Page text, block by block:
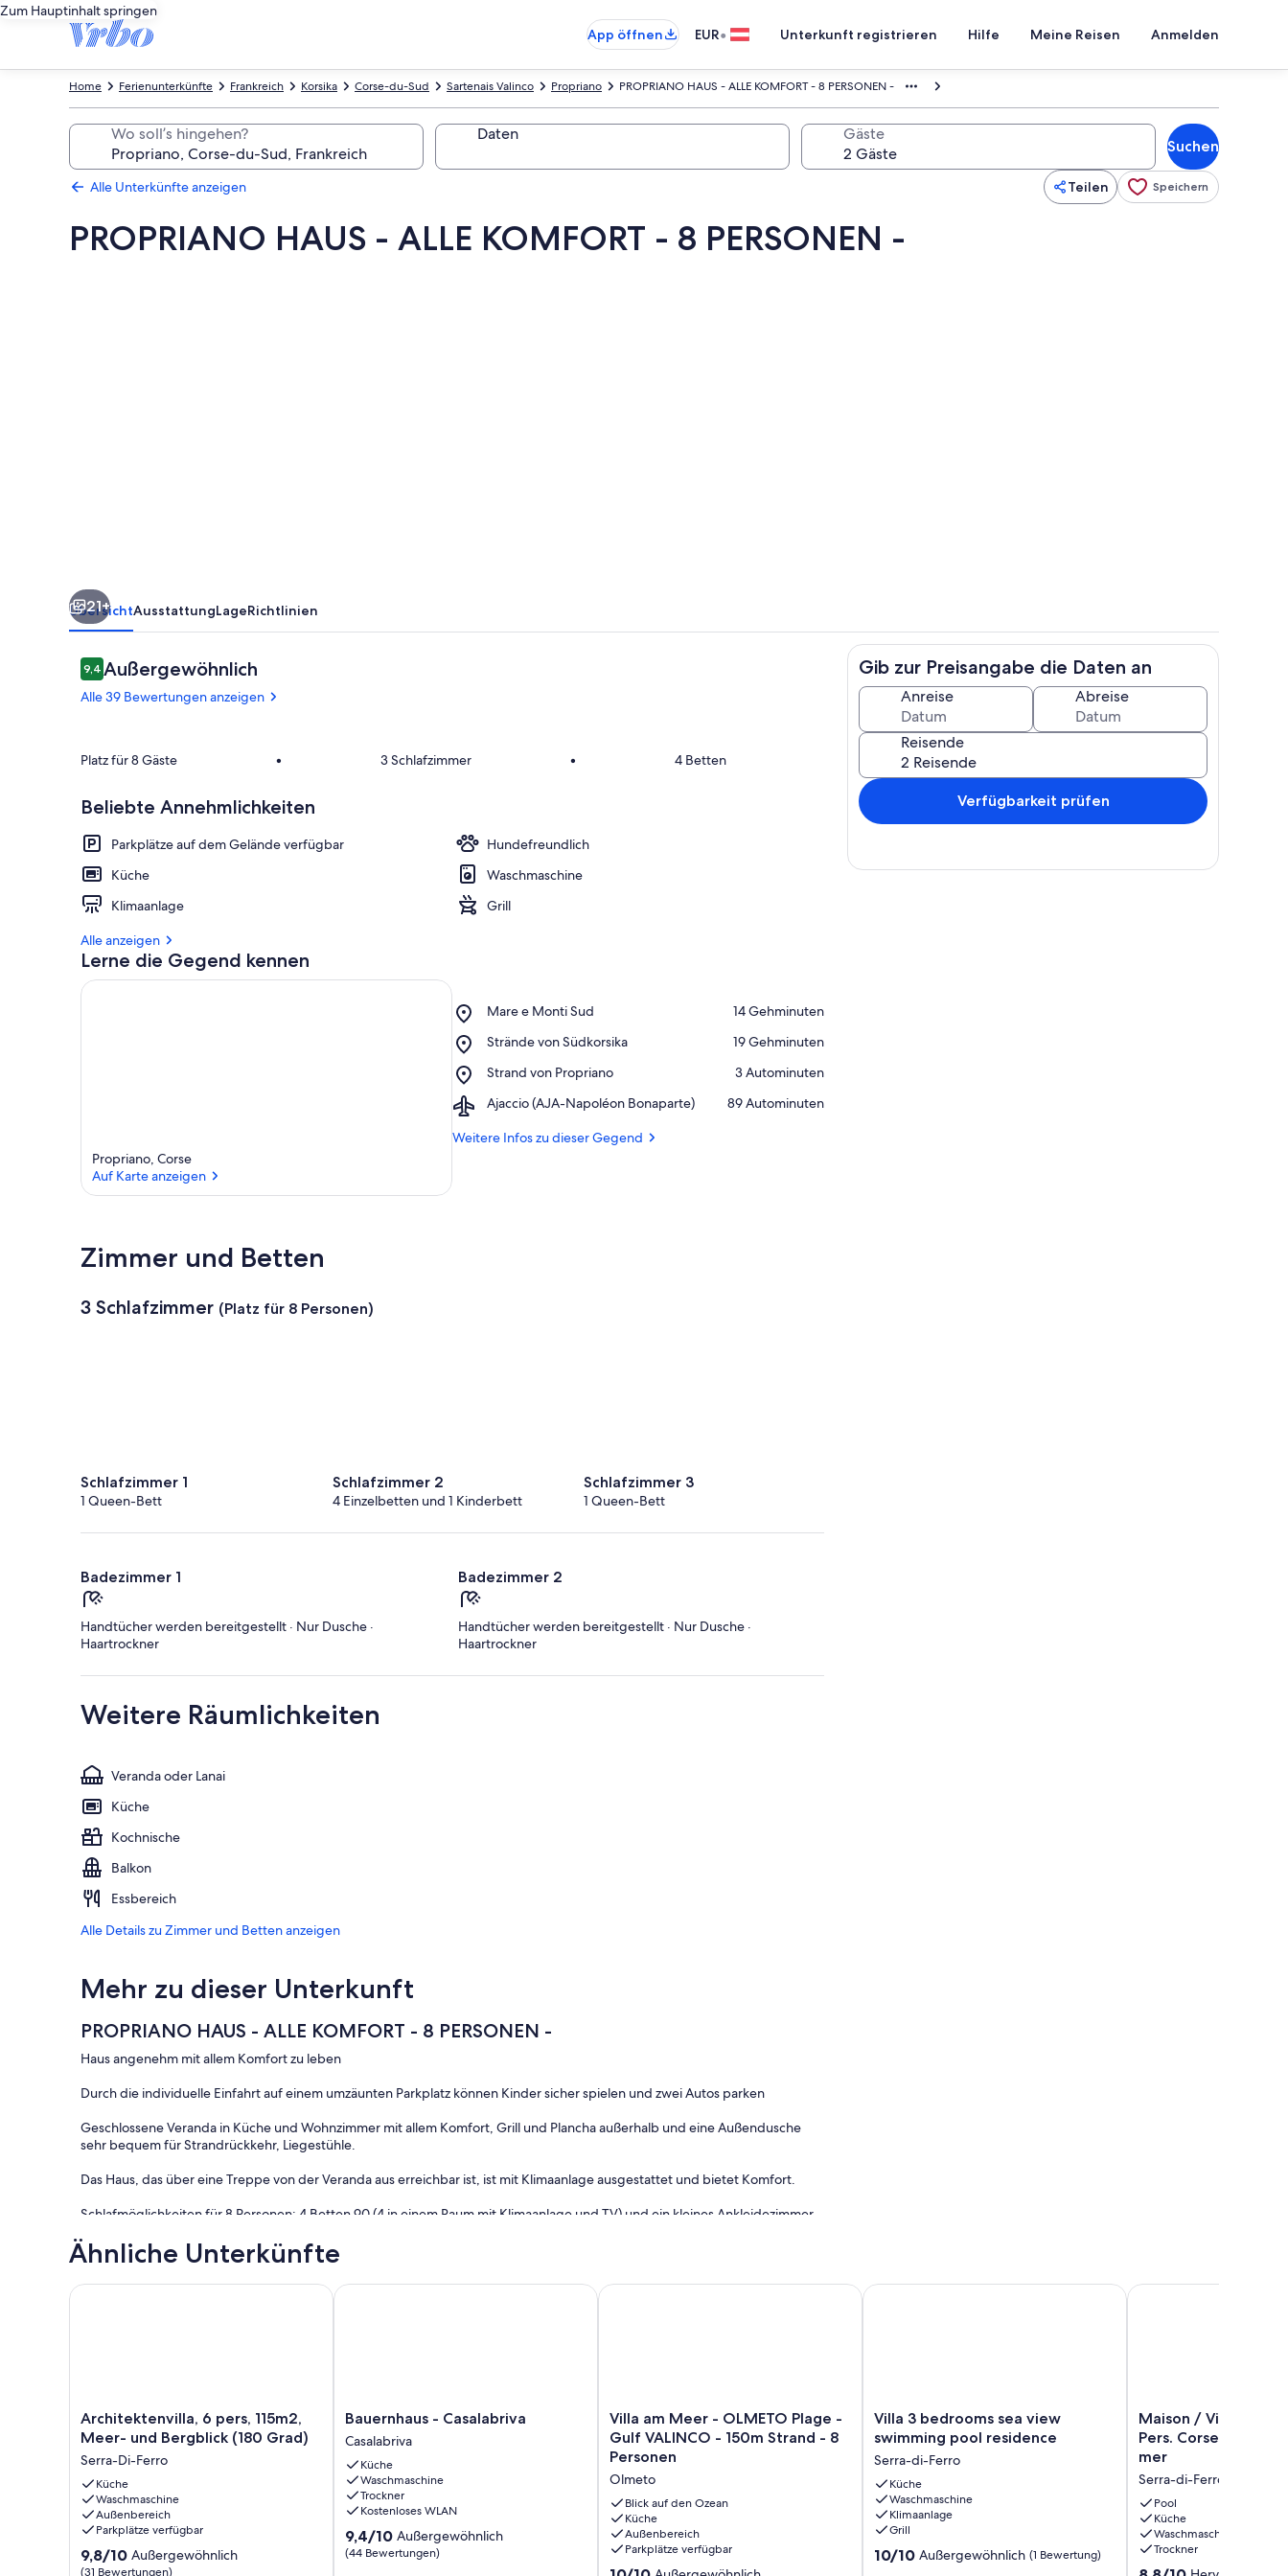
Zum Hauptinhalt springen
App öffnen
EUR• Unterkunft registrieren Hilfe Meine Reisen Anmelden
PROPRIANO HAUS - ALLE KOMFORT - 8 PERSONEN -
Propriano
Sartenais Valinco
Corse-du-Sud
Korsika
Frankreich
Ferienunterkünfte
Home
Wo soll’s hingehen? Daten Gäste
Suchen
Alle Unterkünfte anzeigen Teilen Speichern
PROPRIANO HAUS - ALLE KOMFORT - 8 PERSONEN -
Außendetails
Innenbereich
21+
ÜbersichtAusstattungLageRichtlinien
Bewertungen
9,49,4 von 10.
Außergewöhnlich
Alle 39 Bewertungen anzeigen
Platz für 8 Gäste • 3 Schlafzimmer • 4 Betten
Beliebte Annehmlichkeiten
Parkplätze auf dem Gelände verfügbar
Hundefreundlich
Küche
Waschmaschine
Klimaanlage
Grill
Alle anzeigen
Lerne die Gegend kennen
Propriano, Corse
Auf Karte anzeigen
Mare e Monti Sud
Place,
e
Sud
‪14 Gehminuten‬
Strände von Südkorsika
Place,
von
‪19 Gehminuten‬
Strand von Propriano
Place,
von
‪3 Autominuten‬
Ajaccio (AJA-Napoléon Bonaparte)
Airport,
(AJA-
‪89 Autominuten‬
Weitere Infos zu dieser Gegend
Zimmer und Betten
3 Schlafzimmer (Platz für 8 Personen)
Schlafzimmer 1
1 Queen-Bett
Schlafzimmer 2
4 Einzelbetten und 1 Kinderbett
Schlafzimmer 3
1 Queen-Bett
Badezimmer 1
Handtücher werden bereitgestellt · Nur Dusche ·
Haartrockner
Badezimmer 2
Handtücher werden bereitgestellt · Nur Dusche ·
Haartrockner
Weitere Räumlichkeiten
Veranda oder Lanai
Küche
Kochnische
Balkon
Essbereich
Alle Details zu Zimmer und Betten anzeigen
Mehr zu dieser Unterkunft
PROPRIANO HAUS - ALLE KOMFORT - 8 PERSONEN -
Haus angenehm mit allem Komfort zu leben
Durch die individuelle Einfahrt auf einem umzäunten Parkplatz können Kinder sicher spielen und zwei Autos parken
Geschlossene Veranda in Küche und Wohnzimmer mit allem Komfort, Grill und Plancha außerhalb und eine Außendusche
sehr bequem für Strandrückkehr, Liegestühle.
Das Haus, das über eine Treppe von der Veranda aus erreichbar ist, ist mit Klimaanlage ausgestattet und bietet Komfort.
Schlafmöglichkeiten für 8 Personen: 4 Betten 90 (4 in einem Raum mit Klimaanlage und TV) und ein kleines Ankleidezimmer
Wir bieten alle Bettwäsche sowie Kissen, Kissen und Decken - und Handtücher (ein großes und ein kleines Handtuch) und
Verleih
Personen, 760 € für 6 Personen, 875 € für 8 Personen.
Gib zur Preisangabe die Daten an
Anreise Abreise
Reisende
Verfügbarkeit prüfen
Ähnliche Unterkünfte
Architektenvilla,
6
115m2,
Meer-
und
Bergblick
(180
Grad)
Serra-
Architektenvilla, 6 pers, 115m2,
Meer- und Bergblick (180 Grad)
Serra-Di-Ferro
Küche
Waschmaschine
Außenbereich
Parkplätze verfügbar
9.8
von
9,8/10 Außergewöhnlich
(31 Bewertungen)
Architektenvilla, 6 pers, 115m2, Meer- und Bergblick (180 Grad)
Bauernhaus
-
Casalabriva
Casalabriva
Bauernhaus - Casalabriva
Casalabriva
Küche
Waschmaschine
Trockner
Kostenloses WLAN
9.4
von
9,4/10 Außergewöhnlich
(44 Bewertungen)
Bauernhaus - Casalabriva
Villa
am
Meer
OLMETO
Plage
-
Gulf
VALINCO
-
Villa am Meer - OLMETO Plage -
Gulf VALINCO - 150m Strand - 8
Personen
Olmeto
Blick auf den Ozean
Küche
Außenbereich
Parkplätze verfügbar
Villa am Meer - OLMETO Plage - Gulf VALINCO - 150m Strand - 8 Personen
Villa
3
sea
view
swimming
pool
residence
Serra-
Villa 3 bedrooms sea view
swimming pool residence
Serra-di-Ferro
Küche
Waschmaschine
Klimaanlage
Grill
10.0
10/10 Außergewöhnlich (1 Bewertung)
Villa 3 bedrooms sea view swimming pool residence
Maison
/
Villa
mer
70m2
6-
8
Pers.
Corse
Maison / Villa vue
Pers. Corse du Sud
mer
Serra-di-Ferro
Pool
Küche
Waschmaschine
Trockner
Maison / Villa vue mer